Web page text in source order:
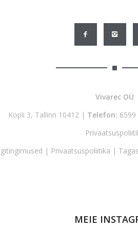
Vivarec OÜ
Kopli 3, Tallinn 10412 | Telefon: 6599
| Privaatsuspoliitika |
MEIE